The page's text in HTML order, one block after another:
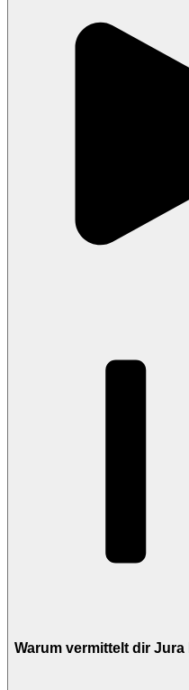
Warum vermittelt dir